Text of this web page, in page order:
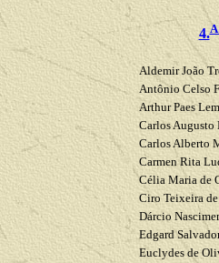
4.A
Aldemir João
Antônio Celso
Arthur Paes
Carlos Augusto
Carlos Alberto
Carmen Rita
Célia Maria de
Ciro Teixeira
Dárcio
Edgard
Euclydesde